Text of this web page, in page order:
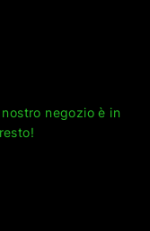
negozio è in